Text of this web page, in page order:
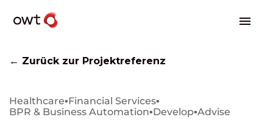
← Zurück zur Projektreferenz
Healthcare▪Financial Services▪
BPR & Business Automation▪Develop▪Advise